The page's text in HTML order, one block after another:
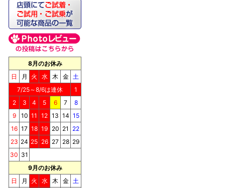
8月のお休み
日
月 火 水 木 金 土
7/25～8/6は連休
1
2
3 4 5 6 7
8
9
10 11 12 13 14 15
16 17 18 19 20 21
22
23 24 25 26 27 28 29
30 31
9月のお休み
日
月 火 水 木 金 土
ンデリ
《キッチンドッグ！》ブ
リス（至福のケーキ）
《キッチンドッグ！》シ
ョコラッティ（至福のケ
ーキ）